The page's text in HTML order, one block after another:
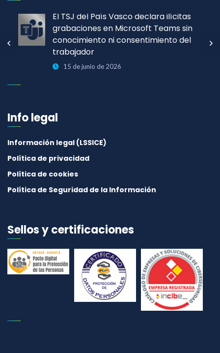
El TSJ del País Vasco declara ilícitas
grabaciones en Microsoft Teams sin
conocimiento ni consentimiento del
trabajador
15 de junio de 2026
Info legal
Información legal (LSSICE)
Política de privacidad
Política de cookies
Política de Seguridad de la Información
Sellos y certificaciones